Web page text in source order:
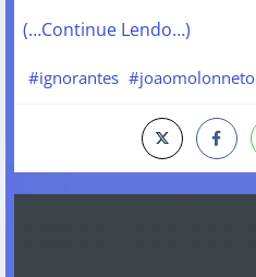
(…Continue Lendo…)
#ignorantes #joaomolonneto